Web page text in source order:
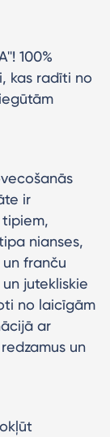
100%
kas radīti no
ir
nianses,
franču
jutekliskie
no laicīgām
ar
un